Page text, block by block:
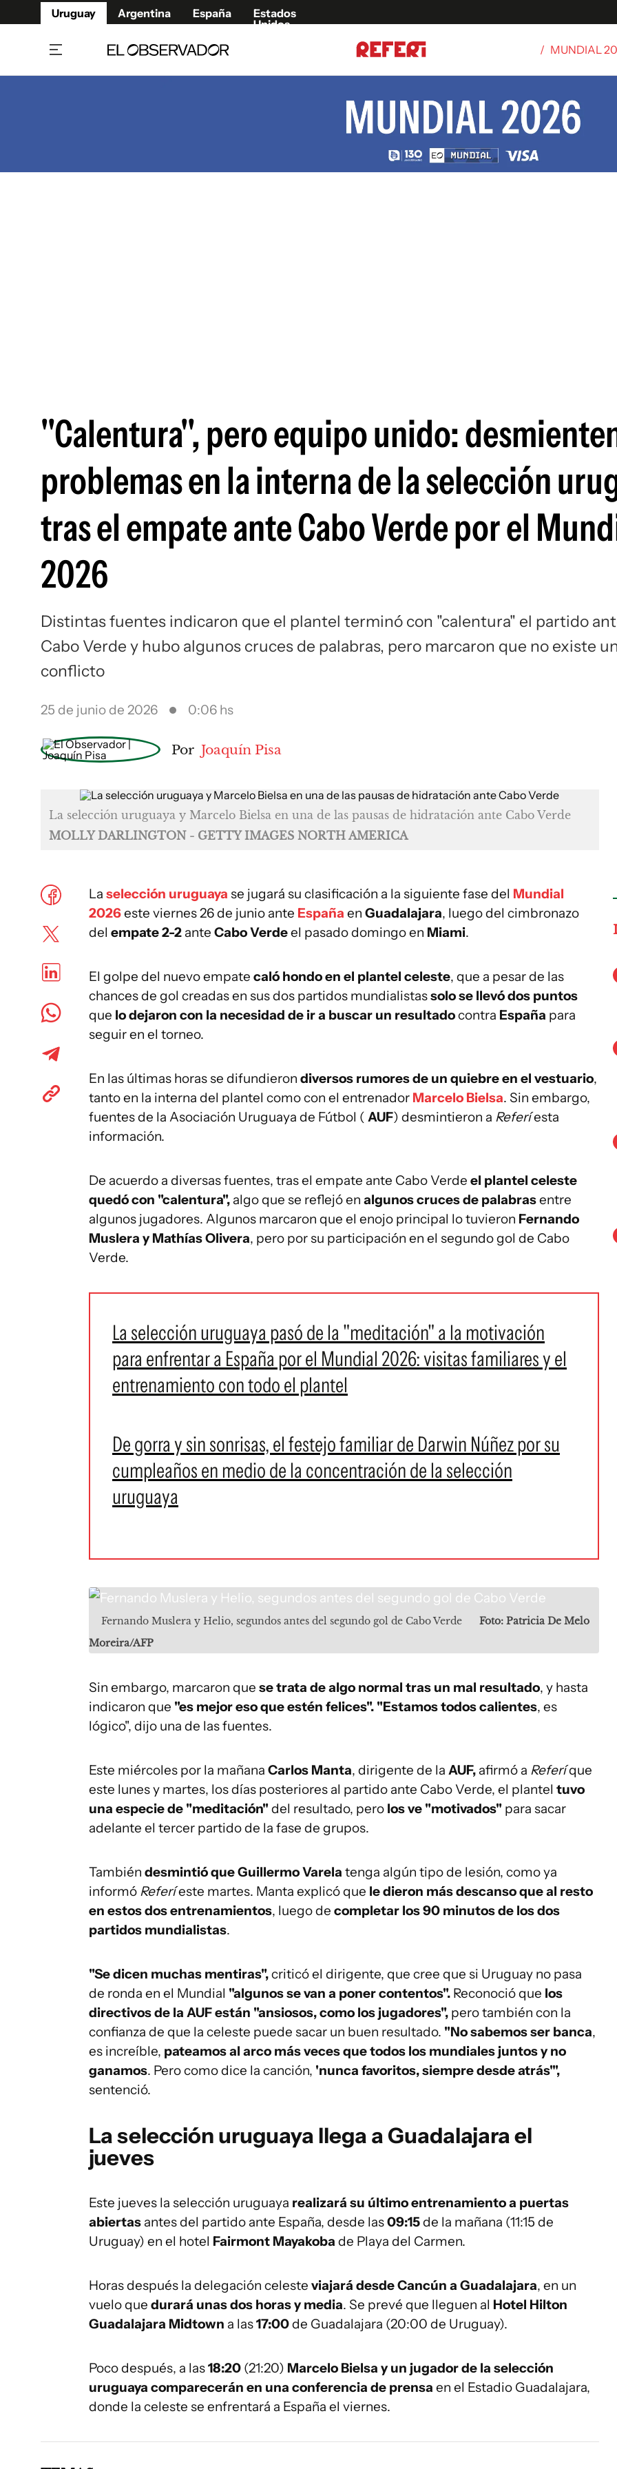
Uruguay Argentina España
Estados
Unidos
/ MUNDIAL
"Calentura", pero equipo unido:
problemas en la interna de la selección
tras el empate ante Cabo Verde por el
2026
Distintas fuentes indicaron que el plantel terminó con "calentura" el partido
Cabo Verde y hubo algunos cruces de palabras, pero marcaron que no existe
conflicto
25 de junio de 2026 0:06 hs
Por Joaquín Pisa
La selección uruguaya y Marcelo Bielsa en una de las pausas de hidratación ante Cabo Verde
MOLLY DARLINGTON - GETTY IMAGES NORTH AMERICA
La selección uruguaya se jugará su clasificación a la siguiente fase del Mundial
2026este viernes 26 de junio ante España en Guadalajara, luego del cimbronazo
del empate 2-2 ante Cabo Verdeel pasado domingo en Miami.
El golpe del nuevo empate caló hondo en el plantel celeste, que a pesar de las
chances de gol creadas en sus dos partidos mundialistassolo se llevó dos puntos
que lo dejaron con la necesidad de ir a buscar un resultadocontra España para
seguir en el torneo.
En las últimas horas se difundieron diversos rumores de un quiebre en el vestuario,
tanto en la interna del plantel como con el entrenador Marcelo Bielsa. Sin embargo,
fuentes de la Asociación Uruguaya de Fútbol ( AUF) desmintieron a Referíesta
información.
De acuerdo a diversas fuentes, tras el empate ante Cabo Verde el plantel celeste
quedó con "calentura", algo que se reflejó en algunos cruces de palabrasentre
algunos jugadores. Algunos marcaron que el enojo principal lo tuvieron Fernando
Muslera y Mathías Olivera, pero por su participación en el segundo gol de Cabo
Verde.
La selección uruguaya pasó de la "meditación" a la motivación
para enfrentar a España por el Mundial 2026: visitas familiares y el
entrenamiento con todo el plantel
De gorra y sin sonrisas, el festejo familiar de Darwin Núñez por su
cumpleaños en medio de la concentración de la selección
uruguaya
Fernando Muslera y Helio, segundos antes del segundo gol de Cabo Verde
Foto: Patricia De Melo
Moreira/AFP
Sin embargo, marcaron que se trata de algo normal tras un mal resultado, y hasta
indicaron que "es mejor eso que estén felices". "Estamos todos calientes, es
lógico", dijo una de las fuentes.
Este miércoles por la mañana Carlos Manta, dirigente de la AUF, afirmó a Referíque
este lunes y martes, los días posteriores al partido ante Cabo Verde, el plantel tuvo
una especie de "meditación"del resultado, pero los ve "motivados" para sacar
adelante el tercer partido de la fase de grupos.
También desmintió que Guillermo Varela tenga algún tipo de lesión, como ya
informó Referíeste martes. Manta explicó que le dieron más descanso que al resto
en estos dos entrenamientos, luego de completar los 90 minutos de los dos
partidos mundialistas.
"Se dicen muchas mentiras",criticó el dirigente, que cree que si Uruguay no pasa
de ronda en el Mundial "algunos se van a poner contentos". Reconoció que los
directivos de la AUF están "ansiosos, como los jugadores", pero también con la
confianza de que la celeste puede sacar un buen resultado. "No sabemos ser banca,
es increíble, pateamos al arco más veces que todos los mundiales juntos y no
ganamos. Pero como dice la canción, 'nunca favoritos, siempre desde atrás'",
sentenció.
La selección uruguaya llega a Guadalajara el
jueves
Este jueves la selección uruguaya realizará su último entrenamiento a puertas
abiertas antes del partido ante España, desde las09:15de la mañana (11:15 de
Uruguay) en el hotel Fairmont Mayakoba de Playa del Carmen.
Horas después la delegación celeste viajará desde Cancún a Guadalajara, en un
vuelo que durará unas dos horas y media. Se prevé que lleguen al Hotel Hilton
Guadalajara Midtown a las17:00de Guadalajara (20:00 de Uruguay).
Poco después, a las18:20 (21:20) Marcelo Bielsa y un jugador de la selección
uruguaya comparecerán en una conferencia de prensa en el Estadio Guadalajara,
donde la celeste se enfrentará a España el viernes.